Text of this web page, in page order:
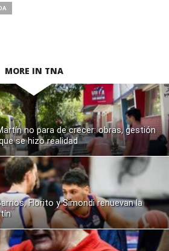
MORE IN TNA
no para de crecer: obras, gestión
se hizo realidad
Florito y Simondi renuevan la